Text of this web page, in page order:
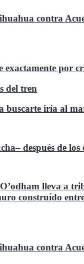
contra
exactamente por
del tren
buscarte iría al
después de los
lleva a
construído
contra